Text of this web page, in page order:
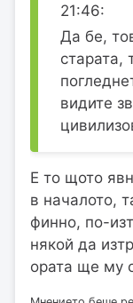
21:46:
Да бе,
старата,
видите
Е то щото
в началото,
финно, по-
някой да
ората ще му